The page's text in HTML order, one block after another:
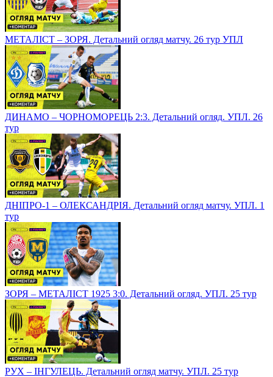
МЕТАЛІСТ – ЗОРЯ. Детальний огляд матчу. 26 тур УПЛ
ДИНАМО – ЧОРНОМОРЕЦЬ 2:3. Детальний огляд. УПЛ. 26
тур
ДНІПРО-1 – ОЛЕКСАНДРІЯ. Детальний огляд матчу. УПЛ. 1
тур
ЗОРЯ – МЕТАЛІСТ 1925 3:0. Детальний огляд. УПЛ. 25 тур
РУХ – ІНГУЛЕЦЬ. Детальний огляд матчу. УПЛ. 25 тур